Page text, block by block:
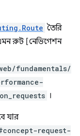
তৈরি
রুট [নেভিগেশন
fundamentals/
।
যার
request-